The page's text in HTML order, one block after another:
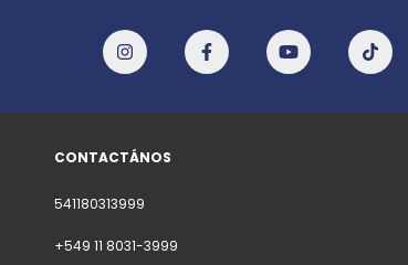
CONTACTÁNOS
541180313999
+549 11 8031-3999